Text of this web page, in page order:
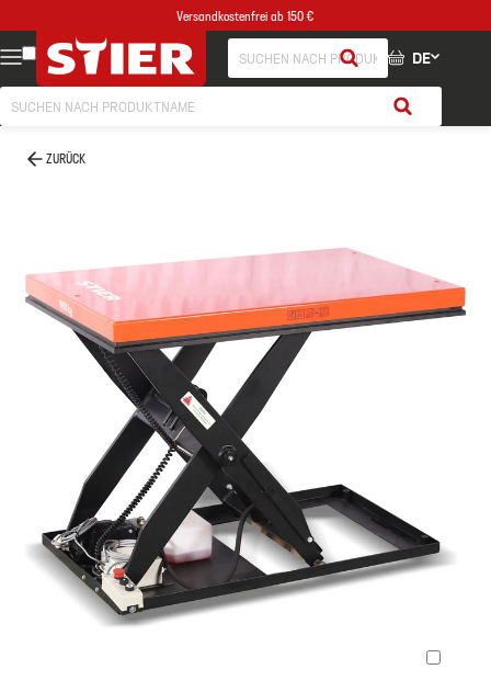
Versandkostenfrei ab 150 €
DE
ZURÜCK